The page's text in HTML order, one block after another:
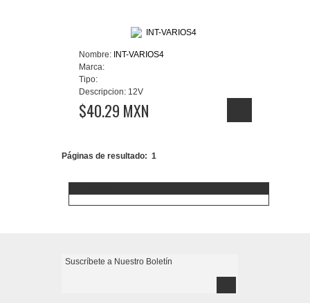
Nombre: INT-VARIOS4
Marca:
Tipo:
Descripcion: 12V
$40.29 MXN
Páginas de resultado: 1